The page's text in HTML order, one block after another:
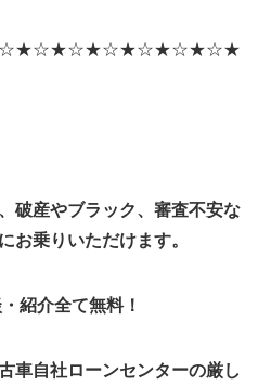
破産やブラック、審査不安な
お乗りいただけます。
紹介全て無料！
車自社ローンセンターの厳し